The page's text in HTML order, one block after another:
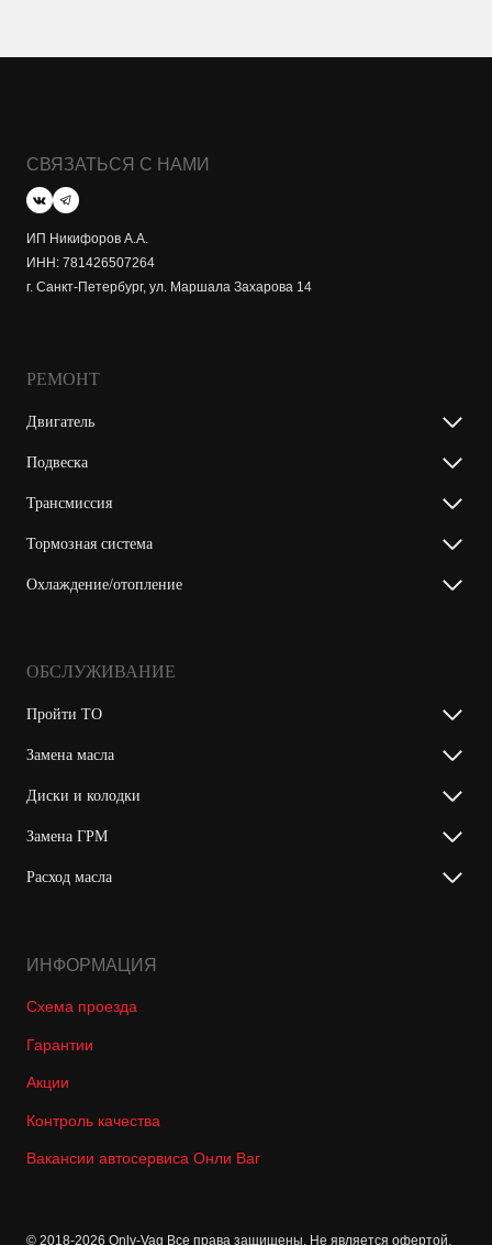
СВЯЗАТЬСЯ С НАМИ
ИП Никифоров А.А.
ИНН: 781426507264
г. Санкт-Петербург, ул. Маршала Захарова 14
РЕМОНТ
Двигатель
Подвеска
Трансмиссия
Тормозная система
Охлаждение/отопление
ОБСЛУЖИВАНИЕ
Пройти ТО
Замена масла
Диски и колодки
Замена ГРМ
Расход масла
ИНФОРМАЦИЯ
Схема проезда
Гарантии
Акции
Контроль качества
Вакансии автосервиса Онли Ваг
© 2018-2026 Only-Vag Все права защищены. Не является офертой.